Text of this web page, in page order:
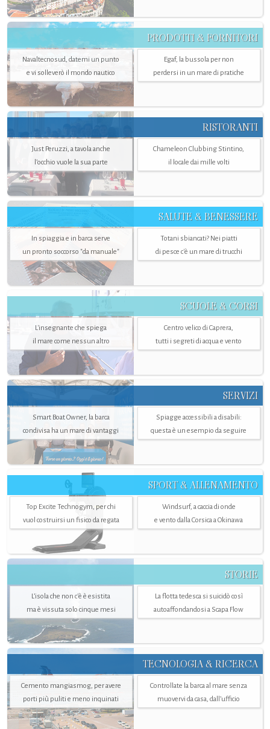
PRODOTTI & FORNITORI
Navaltecnosud, datemi un punto
e vi solleverò il mondo nautico
Egaf, la bussola per non
perdersi in un mare di pratiche
RISTORANTI
Just Peruzzi, a tavola anche
l’occhio vuole la sua parte
Chameleon Clubbing Stintino,
il locale dai mille volti
SALUTE & BENESSERE
In spiaggia e in barca serve
un pronto soccorso "da manuale"
Totani sbiancati? Nei piatti
di pesce c'è un mare di trucchi
SCUOLE & CORSI
L'insegnante che spiega
il mare come nessun altro
Centro velico di Caprera,
tutti i segreti di acqua e vento
SERVIZI
Smart Boat Owner, la barca
condivisa ha un mare di vantaggi
Spiagge accessibili a disabili:
questa è un esempio da seguire
SPORT & ALLENAMENTO
Top Excite Technogym, per chi
vuol costruirsi un fisico da regata
Windsurf, a caccia di onde
e vento dalla Corsica a Okinawa
STORIE
L’isola che non c'è è esistita
ma è vissuta solo cinque mesi
La flotta tedesca si suicidò così
autoaffondandosi a Scapa Flow
TECNOLOGIA & RICERCA
Cemento mangiasmog, per avere
porti più puliti e meno inquinati
Controllate la barca al mare senza
muovervi da casa, dall’ufficio